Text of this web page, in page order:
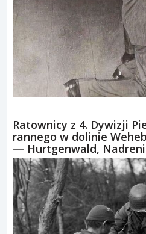
Ratownicy z 4. Dywizji
rannego w dolinie
— Hurtgenwald,